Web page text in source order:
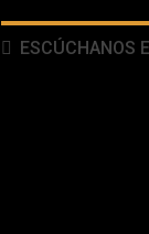
ESCÚCHANOS